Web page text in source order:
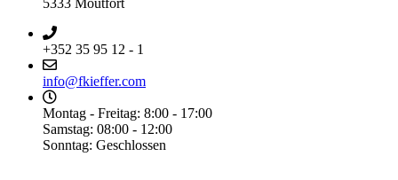
5333 Moutfort
+352 35 95 12 - 1
info@fkieffer.com
Montag - Freitag: 8:00 - 17:00
Samstag: 08:00 - 12:00
Sonntag: Geschlossen